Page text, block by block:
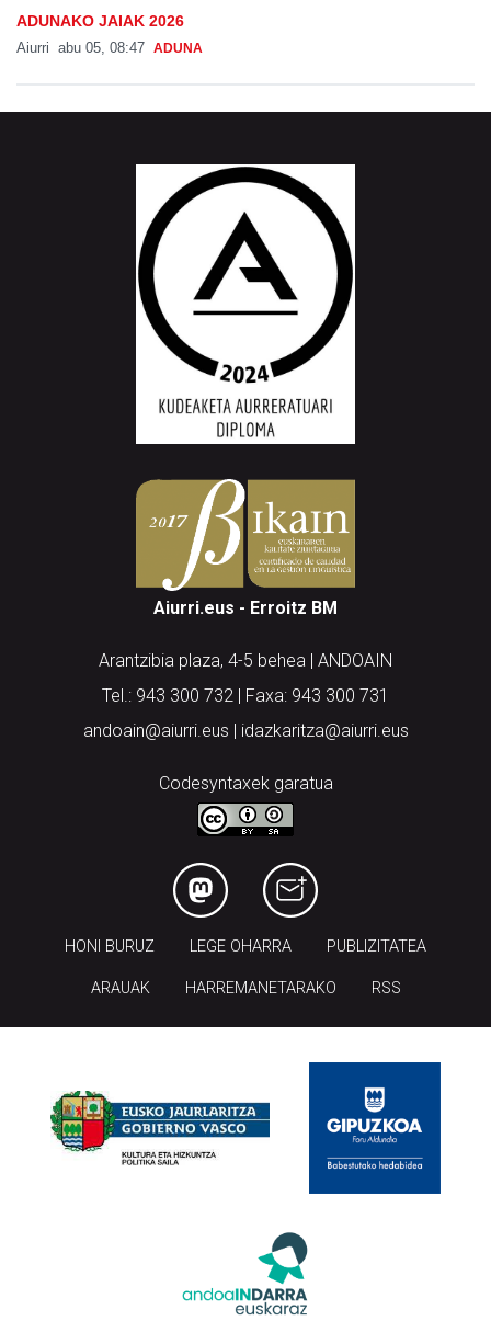
ADUNAKO JAIAK 2026
Aiurri abu 05, 08:47 ADUNA
Aiurri.eus - Erroitz BM
Arantzibia plaza, 4-5 behea | ANDOAIN
Tel.: 943 300 732 | Faxa: 943 300 731
andoain@aiurri.eus | idazkaritza@aiurri.eus
Codesyntaxek garatua
HONI BURUZ LEGE OHARRA PUBLIZITATEA
ARAUAK HARREMANETARAKO RSS